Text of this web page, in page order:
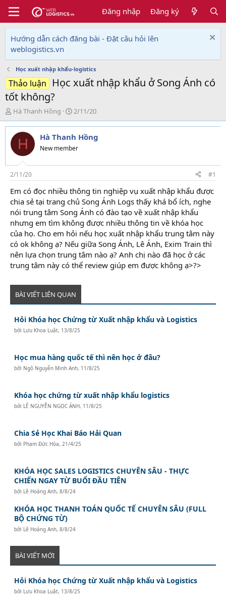
Đăng nhập Đăng ký
Hướng dẫn cách đăng bài - Đặt câu hỏi lên
weblogistics.vn
Học xuất nhập khẩu-logistics
Thảo luận
Học xuất nhập khẩu ở Song Ánh có
tốt không?
T
h
r
e
d
s
t
a
r
t
e
r
Hà Thanh Hồng
N
g
à
y
g
i
2/11/20
H Hà Thanh Hồng
New member
2/11/20 #1
Em có đọc nhiều thông tin nghiệp vụ xuất nhập khẩu được
chia sẻ tại trang chủ Song Ánh Logs thấy khá bổ ích, nghe
nói trung tâm Song Ánh có đào tạo về xuất nhập khẩu
nhưng em tìm không được nhiều thông tin về khóa học
của họ. Cho em hỏi nếu học xuất nhập khẩu trung tâm này
có ok không ạ? Nếu giữa Song Ánh, Lê Ánh, Exim Train thì
nên lựa chọn trung tâm nào ạ? Anh chị nào đã học ở các
trung tâm này có thể review giúp em được không ạ>?>
BÀI VIẾT LIÊN QUAN
Hỏi Khóa học Chứng từ Xuất nhập khẩu và Logistics
bởi Lưu Khoa Luật, 13/8/25
Học mua hàng quốc tế thì nên học ở đâu?
bởi Ngô Nguyễn Minh Anh, 11/8/25
Khóa học chứng từ xuất nhập khẩu logistics
bởi LÊ NGUYỄN NGỌC ÁNH, 11/8/25
Chia Sẻ Học Khai Báo Hải Quan
bởi Phạm Đức Hòa, 21/4/25
KHÓA HỌC SALES LOGISTICS CHUYÊN SÂU - THỰC
CHIẾN NGAY TỪ BUỔI ĐẦU TIÊN
bởi Lê Hoàng Anh,8/8/24
KHÓA HỌC THANH TOÁN QUỐC TẾ CHUYÊN SÂU (FULL
BỘ CHỨNG TỪ)
bởi Lê Hoàng Anh,8/8/24
BÀI VIẾT MỚI
Hỏi Khóa học Chứng từ Xuất nhập khẩu và Logistics
bởi Lưu Khoa Luật, 13/8/25